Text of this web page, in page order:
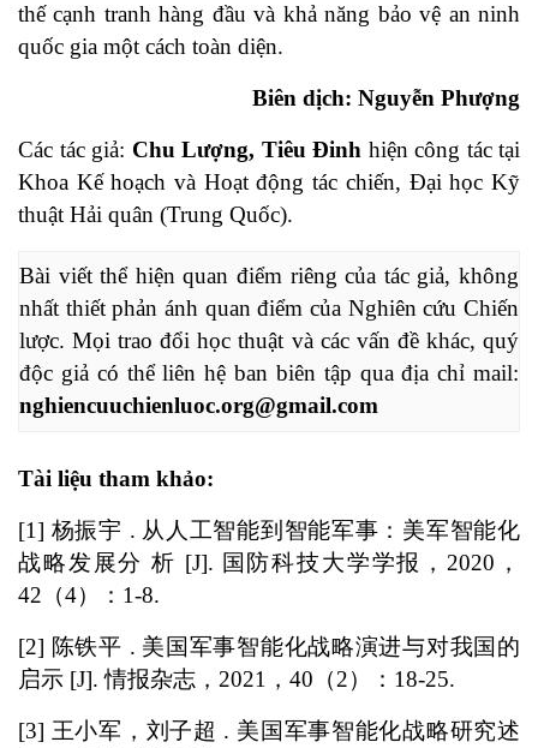
thế cạnh tranh hàng đầu và khả năng bảo vệ an ninh
quốc gia một cách toàn diện.
Biên dịch: Nguyễn Phượng
Các tác giả: Chu Lượng, Tiêu Đinh hiện công tác tại
Khoa Kế hoạch và Hoạt động tác chiến, Đại học Kỹ
thuật Hải quân (Trung Quốc).
Bài viết thể hiện quan điểm riêng của tác giả, không
nhất thiết phản ánh quan điểm của Nghiên cứu Chiến
lược. Mọi trao đổi học thuật và các vấn đề khác, quý
nghiencuuchienluoc.org@gmail.com
Tài liệu tham khảo:
[1] 杨振宇 . 从人工智能到智能军事：美军智能化
战略发展分 析 [J]. 国防科技大学学报，2020，
42（4）：1-8.
[2] 陈铁平 . 美国军事智能化战略演进与对我国的
启示 [J]. 情报杂志，2021，40（2）：18-25.
[3] 王小军，刘子超 . 美国军事智能化战略研究述